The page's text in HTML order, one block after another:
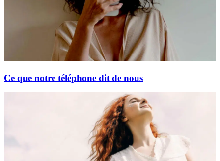
Ce que notre téléphone dit de nous